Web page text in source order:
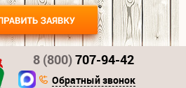
8 (800)707-94-42
Обратный звонок